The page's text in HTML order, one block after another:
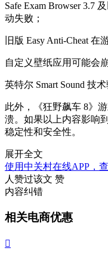
Safe Exam Browser 3.7
动失败；
旧版 Easy Anti-Cheat 在
自定义壁纸应用可能会
英特尔 Smart Sound 技
此外，《狂野飙车 8》
溃。如果以上内容影响
稳定性和安全性。
展开全文
使用中关村在线APP，
人赞过该文 赞
内容纠错
相关电商优惠
